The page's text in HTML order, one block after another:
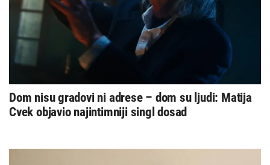
Dom nisu gradovi ni adrese – dom su ljudi: Matija
Cvek objavio najintimniji singl dosad